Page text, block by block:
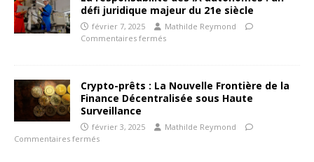
défi juridique majeur du 21e siècle
février 7, 2025
Mathilde Reymond
Commentaires fermés
Crypto-prêts : La Nouvelle Frontière de la
Finance Décentralisée sous Haute
Surveillance
février 3, 2025
Mathilde Reymond
Commentaires fermés